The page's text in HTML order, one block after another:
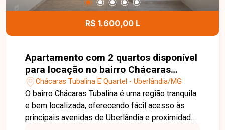
espaço gourmet, playground, quadra e espaço
infantil, oferecendo mais conforto e comodidade
para toda a família. Uma excelente oportunidade
localizado, em condomínio com estrutura
completa e ótimo custo-benefício. Entre em
contato e agende sua visita!
R$ 1.600,00 L
Apartamento com 2 quartos disponível
para locação no bairro Chácaras
Tubalina em Uberlândia-MG
Chácaras Tubalina E Quartel - Uberlândia/MG
O bairro Chácaras Tubalina é uma região tranquila
e bem localizada, oferecendo fácil acesso às
principais avenidas de Uberlândia e proximidade